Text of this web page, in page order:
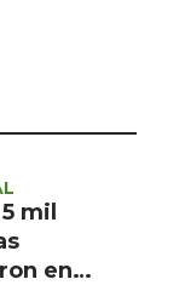
mil
en